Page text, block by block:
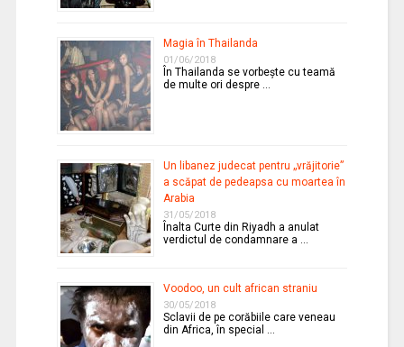
Magia în Thailanda
01/06/2018
În Thailanda se vorbeşte cu teamă
de multe ori despre …
Un libanez judecat pentru „vrăjitorie”
a scăpat de pedeapsa cu moartea în
Arabia
31/05/2018
Înalta Curte din Riyadh a anulat
verdictul de condamnare a …
Voodoo, un cult african straniu
30/05/2018
Sclavii de pe corăbiile care veneau
din Africa, în special …